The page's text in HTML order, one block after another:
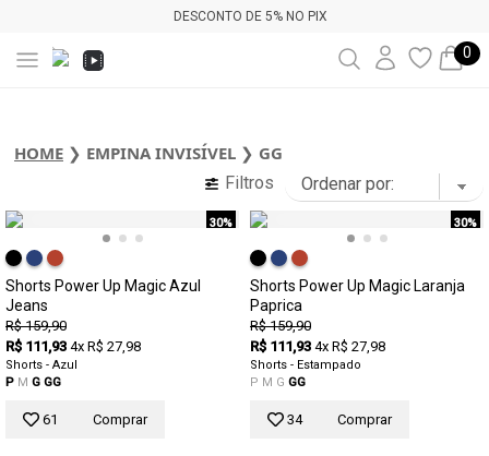
DESCONTO DE 5% NO PIX
0
HOME ❯ EMPINA INVISÍVEL ❯ GG
Filtros
30%
Shorts Power Up Magic Azul
Jeans
R$ 159,90
R$ 111,93 4x R$ 27,98
Shorts - Azul
P M G GG
61 Comprar
30%
Shorts Power Up Magic Laranja
Paprica
R$ 159,90
R$ 111,93 4x R$ 27,98
Shorts - Estampado
P M G GG
34 Comprar